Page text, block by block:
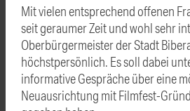
Mit vielen entsprechend offenen
seit geraumer Zeit und wohl sehr
Oberbürgermeister der Stadt
höchstpersönlich. Es soll dabei
informative Gespräche über eine
Neuausrichtung mit Filmfest-